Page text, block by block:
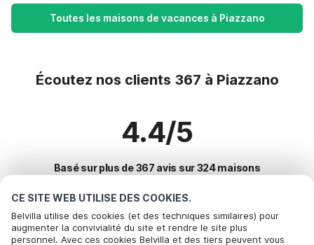
CE SITE WEB UTILISE DES COOKIES.
Belvilla utilise des cookies (et des techniques similaires) pour
augmenter la convivialité du site et rendre le site plus
personnel. Avec ces cookies Belvilla et des tiers peuvent vous
Toutes les maisons de vacances à Piazzano
Écoutez nos clients 367 à Piazzano
4.4/5
Basé sur plus de 367 avis sur 324 maisons
Destinations les plus populaires pour les